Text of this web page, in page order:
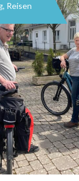
, Reisen